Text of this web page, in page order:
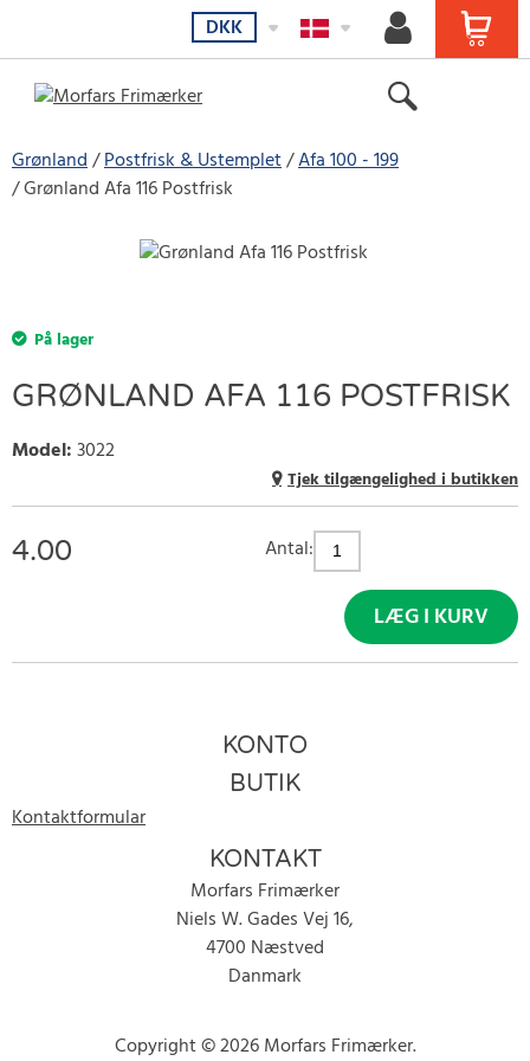
DKK
Grønland Postfrisk & Ustemplet Afa 100 - 199
Grønland Afa 116 Postfrisk
På lager
GRØNLAND AFA 116 POSTFRISK
Model:3022
Tjek tilgængelighed i butikken
4.00 Antal:
LÆG I KURV
KONTO
BUTIK
Kontaktformular
KONTAKT
Morfars Frimærker
Niels W. Gades Vej 16,
4700 Næstved
Danmark
Copyright © 2026 Morfars Frimærker.